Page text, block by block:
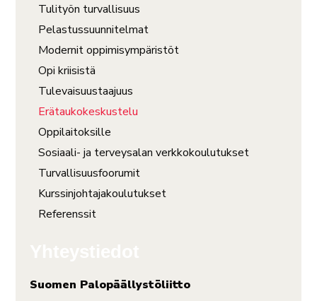
Tulityön turvallisuus
Pelastussuunnitelmat
Modernit oppimisympäristöt
Opi kriisistä
Tulevaisuustaajuus
Erätaukokeskustelu
Oppilaitoksille
Sosiaali- ja terveysalan verkkokoulutukset
Turvallisuusfoorumit
Kurssinjohtajakoulutukset
Referenssit
Suomen Palopäällystöliitto